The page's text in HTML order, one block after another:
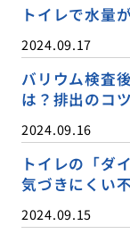
トイレで水量
2024.09.17
バリウム検査
は？排出のコ
2024.09.16
トイレの「ダ
気づきにくい
2024.09.15